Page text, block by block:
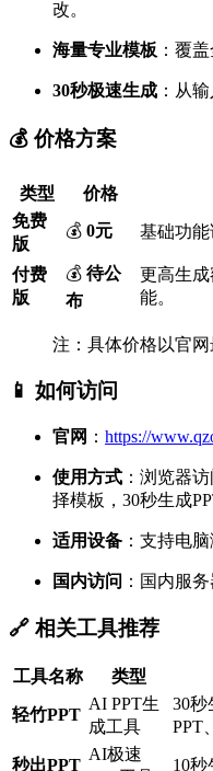
改。
海量专业模板 ：覆
30秒极速生成 ：从
💰 价格方案
类型 价格
免费
版
💰 0元 基础功能
付费
版
💰 待公
布
更高生
能。
注：具体价格以官网
📱 如何访问
官网 ： https://
使用方式 ：浏览器
择模板，30秒生成
适用设备 ：支持电
国内访问 ：国内服
🔗 相关工具推荐
工具名称 类型
轻竹PPT
AI PPT生
成工具
30秒
PPT
秒出PPT
AI极速
10秒